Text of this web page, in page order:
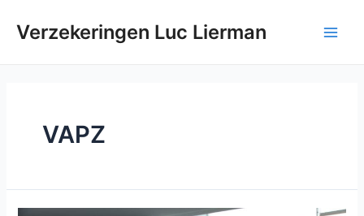
naarVerzekeringen Luc Lierman
VAPZ